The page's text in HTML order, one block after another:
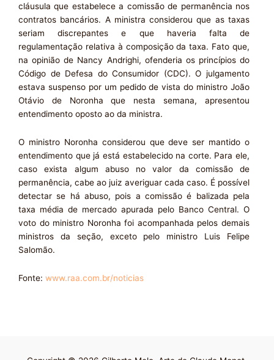
cláusula que estabelece a comissão de permanência nos
contratos bancários. A ministra considerou que as taxas
seriam discrepantes e que haveria falta de
regulamentação relativa à composição da taxa. Fato que,
na opinião de Nancy Andrighi, ofenderia os princípios do
Código de Defesa do Consumidor (CDC). O julgamento
estava suspenso por um pedido de vista do ministro João
Otávio de Noronha que nesta semana, apresentou
entendimento oposto ao da ministra.
O ministro Noronha considerou que deve ser mantido o
entendimento que já está estabelecido na corte. Para ele,
caso exista algum abuso no valor da comissão de
permanência, cabe ao juiz averiguar cada caso. É possível
detectar se há abuso, pois a comissão é balizada pela
taxa média de mercado apurada pelo Banco Central. O
voto do ministro Noronha foi acompanhada pelos demais
ministros da seção, exceto pelo ministro Luis Felipe
Salomão.
Fonte: www.raa.com.br/noticias